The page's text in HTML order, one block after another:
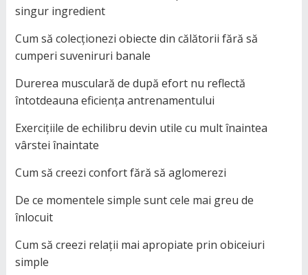
singur ingredient
Cum să colecționezi obiecte din călătorii fără să
cumperi suveniruri banale
Durerea musculară de după efort nu reflectă
întotdeauna eficiența antrenamentului
Exercițiile de echilibru devin utile cu mult înaintea
vârstei înaintate
Cum să creezi confort fără să aglomerezi
De ce momentele simple sunt cele mai greu de
înlocuit
Cum să creezi relații mai apropiate prin obiceiuri
simple